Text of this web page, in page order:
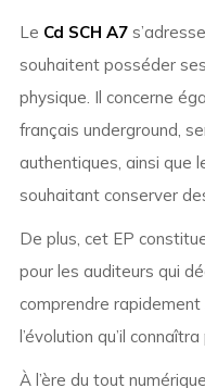
Le Cd SCH A7
souhaitent posséder
physique. Il concerne
français underground,
authentiques, ainsi que
souhaitant conserver
De plus, cet EP
pour les auditeurs qui
comprendre
l’évolution qu’il
À l’ère du tout